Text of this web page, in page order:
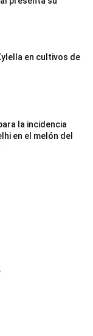
en cultivos de
la incidencia
en el melón del